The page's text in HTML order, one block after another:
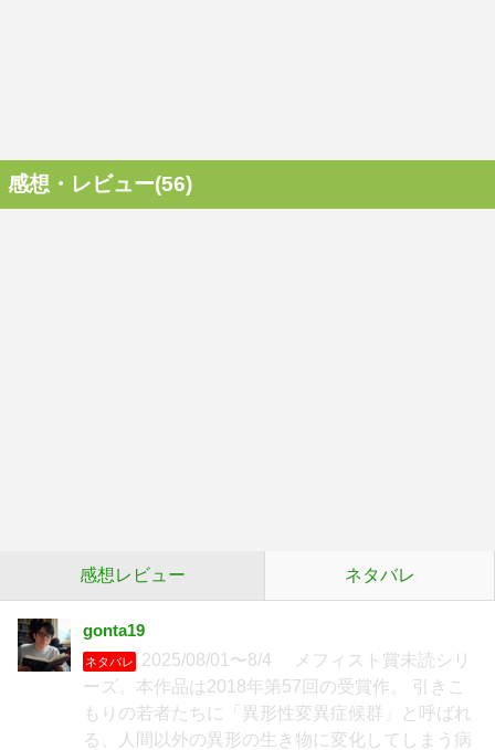
感想・レビュー(56)
感想レビュー ネタバレ
gonta19
ネタバレ
2025/08/01〜8/4 メフィスト賞未読シリ
ーズ。本作品は2018年第57回の受賞作。 引きこ
もりの若者たちに「異形性変異症候群」と呼ばれ
る、人間以外の異形の生き物に変化してしまう病